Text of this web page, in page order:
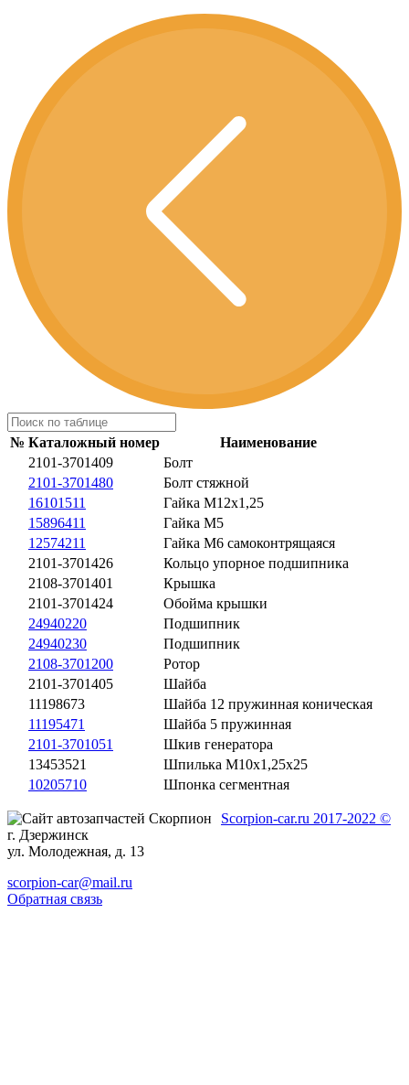
№ Каталожный номер
Наименование
2101-3701409
Болт
2101-3701480
Болт стяжной
16101511
Гайка М12х1,25
15896411
Гайка М5
12574211
Гайка М6 самоконтрящаяся
2101-3701426
Кольцо упорное подшипника
2108-3701401
Крышка
2101-3701424
Обойма крышки
24940220
Подшипник
24940230
Подшипник
2108-3701200
Ротор
2101-3701405
Шайба
11198673
Шайба 12 пружинная коническая
11195471
Шайба 5 пружинная
2101-3701051
Шкив генератора
13453521
Шпилька М10х1,25х25
10205710
Шпонка сегментная
Scorpion-car.ru 2017-2022 ©
г. Дзержинск
ул. Молодежная, д. 13
scorpion-car@mail.ru
Обратная связь